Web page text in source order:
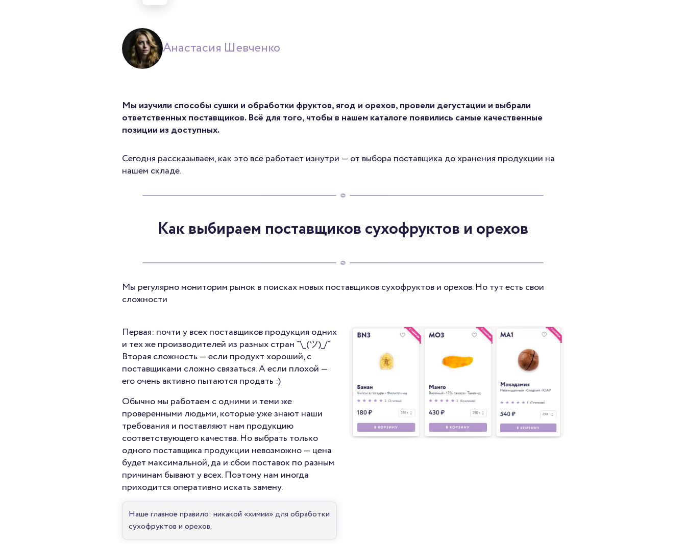
Анастасия Шевченко
Мы изучили способы сушки и обработки фруктов, ягод и орехов, провели дегустации и выбрали
ответственных поставщиков. Всё для того, чтобы в нашем каталоге появились самые качественные
позиции из доступных.
Сегодня рассказываем, как это всё работает изнутри — от выбора поставщика до хранения продукции на
нашем складе.
Как выбираем поставщиков сухофруктов и орехов
Мы регулярно мониторим рынок в поисках новых поставщиков сухофруктов и орехов. Но тут есть свои
сложности
Первая: почти у всех поставщиков продукция одних
и тех же производителей из разных стран ¯\_(ツ)_/¯
Вторая сложность — если продукт хороший, с
поставщиками сложно связаться. А если плохой —
его очень активно пытаются продать :)
Обычно мы работаем с одними и теми же
проверенными людьми, которые уже знают наши
требования и поставляют нам продукцию
соответствующего качества. Но выбрать только
одного поставщика продукции невозможно — цена
будет максимальной, да и сбои поставок по разным
причинам бывают у всех. Поэтому нам иногда
приходится оперативно искать замену.
Наше главное правило: никакой «химии» для обработки
сухофруктов и орехов.